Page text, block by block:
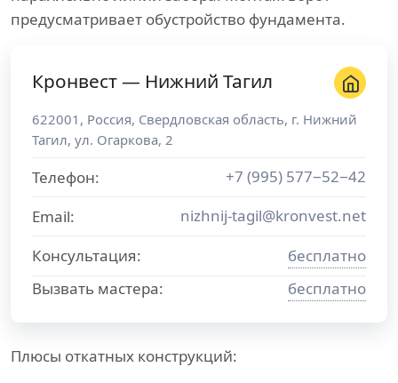
предусматривает обустройство фундамента.
Плюсы откатных конструкций:
Кронвест — Нижний Тагил
622001 , Россия, Свердловская область, г. Нижний
Тагил, ул. Огаркова, 2
Телефон:
+7 (995) 577−52−42
Email:
nizhnij-tagil@kronvest.net
Консультация:
бесплатно
Вызвать мастера:
бесплатно